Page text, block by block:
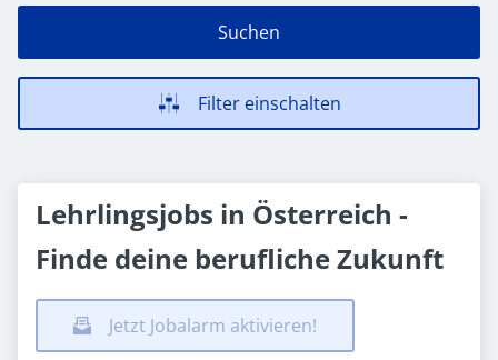
Suchen
Filter einschalten
Lehrlingsjobs in Österreich -
Finde deine berufliche Zukunft
Jetzt Jobalarm aktivieren!